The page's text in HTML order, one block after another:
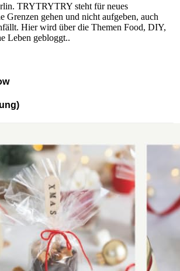
TRYTRYTRY steht für neues
Grenzen gehen und nicht aufgeben, auch
Hier wird über die Themen Food, DIY,
Leben gebloggt..